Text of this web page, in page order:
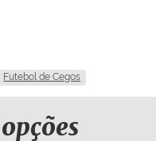
Futebol de Cegos